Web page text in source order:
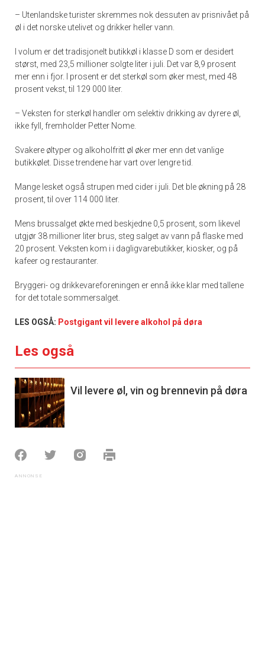
– Utenlandske turister skremmes nok dessuten av prisnivået på
øl i det norske utelivet og drikker heller vann.
I volum er det tradisjonelt butikkøl i klasse D som er desidert
størst, med 23,5 millioner solgte liter i juli. Det var 8,9 prosent
mer enn i fjor. I prosent er det sterkøl som øker mest, med 48
prosent vekst, til 129 000 liter.
– Veksten for sterkøl handler om selektiv drikking av dyrere øl,
ikke fyll, fremholder Petter Nome.
Svakere øltyper og alkoholfritt øl øker mer enn det vanlige
butikkølet. Disse trendene har vart over lengre tid.
Mange lesket også strupen med cider i juli. Det ble økning på 28
prosent, til over 114 000 liter.
Mens brussalget økte med beskjedne 0,5 prosent, som likevel
utgjør 38 millioner liter brus, steg salget av vann på flaske med
20 prosent. Veksten kom i i dagligvarebutikker, kiosker, og på
kafeer og restauranter.
Bryggeri- og drikkevareforeningen er ennå ikke klar med tallene
for det totale sommersalget.
LES OGSÅ: Postgigant vil levere alkohol på døra
Les også
Vil levere øl, vin og brennevin på døra